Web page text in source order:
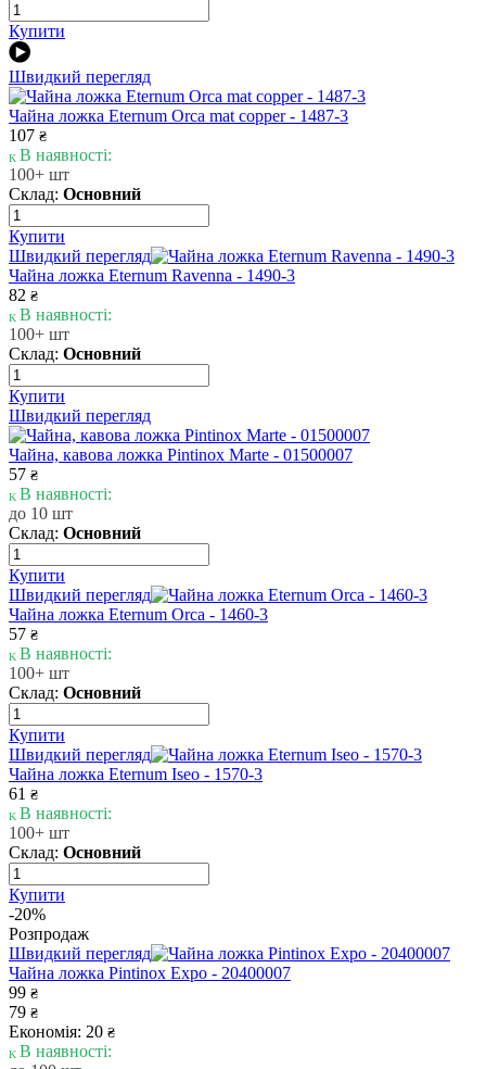
Купити
Швидкий перегляд
Чайна ложка Eternum Orca mat copper - 1487-3
107 ₴
В наявності:
100+ шт
Склад: Основний
Купити
Швидкий перегляд
Чайна ложка Eternum Ravenna - 1490-3
82 ₴
В наявності:
100+ шт
Склад: Основний
Купити
Швидкий перегляд
Чайна, кавова ложка Pintinox Marte - 01500007
57 ₴
В наявності:
до 10 шт
Склад: Основний
Купити
Швидкий перегляд
Чайна ложка Eternum Orca - 1460-3
57 ₴
В наявності:
100+ шт
Склад: Основний
Купити
Швидкий перегляд
Чайна ложка Eternum Iseo - 1570-3
61 ₴
В наявності:
100+ шт
Склад: Основний
Купити
-20%
Розпродаж
Швидкий перегляд
Чайна ложка Pintinox Expo - 20400007
99 ₴
79 ₴
Економія: 20 ₴
В наявності: